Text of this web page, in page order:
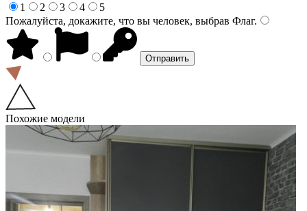
1
2 3 4
5
Пожалуйста, докажите, что вы человек, выбрав Флаг.
Похожие модели